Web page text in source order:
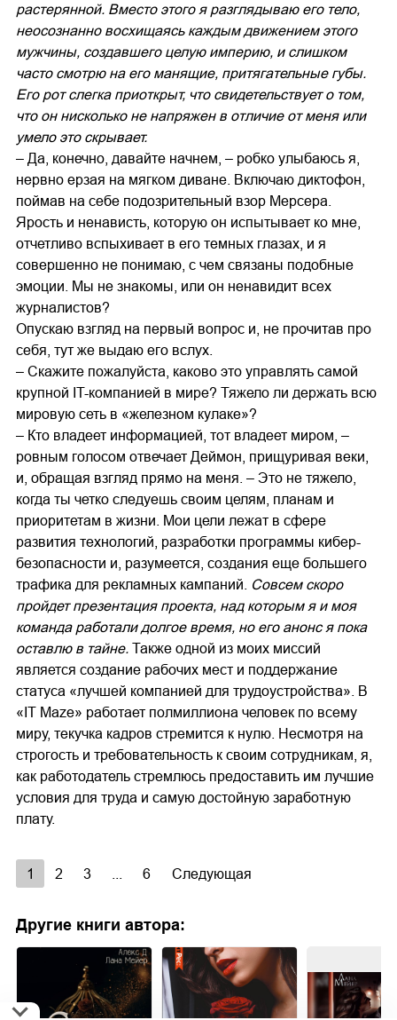
растерянной. Вместо этого я разглядываю его тело,
неосознанно восхищаясь каждым движением этого
мужчины, создавшего целую империю, и слишком
часто смотрю на его манящие, притягательные губы.
Его рот слегка приоткрыт, что свидетельствует о том,
что он нисколько не напряжен в отличие от меня или
умело это скрывает.
– Да, конечно, давайте начнем, – робко улыбаюсь я,
нервно ерзая на мягком диване. Включаю диктофон,
поймав на себе подозрительный взор Мерсера.
Ярость и ненависть, которую он испытывает ко мне,
отчетливо вспыхивает в его темных глазах, и я
совершенно не понимаю, с чем связаны подобные
эмоции. Мы не знакомы, или он ненавидит всех
журналистов?
Опускаю взгляд на первый вопрос и, не прочитав про
себя, тут же выдаю его вслух.
– Скажите пожалуйста, каково это управлять самой
крупной IT-компанией в мире? Тяжело ли держать всю
мировую сеть в «железном кулаке»?
– Кто владеет информацией, тот владеет миром, –
ровным голосом отвечает Деймон, прищуривая веки,
и, обращая взгляд прямо на меня. – Это не тяжело,
когда ты четко следуешь своим целям, планам и
приоритетам в жизни. Мои цели лежат в сфере
развития технологий, разработки программы кибер-
безопасности и, разумеется, создания еще большего
трафика для рекламных кампаний.
Совсем скоро
пройдет презентация проекта, над которым я и моя
команда работали долгое время, но его анонс я пока
оставлю в тайне. Также одной из моих миссий
является создание рабочих мест и поддержание
статуса «лучшей компанией для трудоустройства». В
«IT Maze» работает полмиллиона человек по всему
миру, текучка кадров стремится к нулю. Несмотря на
строгость и требовательность к своим сотрудникам, я,
как работодатель стремлюсь предоставить им лучшие
условия для труда и самую достойную заработную
плату.
1 2 3 6 Следующая
Другие книги автора: